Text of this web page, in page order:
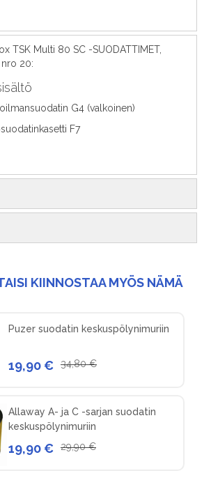
TSK Multi 80 SC -SUODATTIMET,
20:
G4 (valkoinen)
F7
KIINNOSTAA MYÖS NÄMÄ
Puzer suodatin keskuspölynimuriin
19,90 € 34,80 €
Allaway A- ja C -sarjan suodatin
keskuspölynimuriin
19,90 € 29,90 €